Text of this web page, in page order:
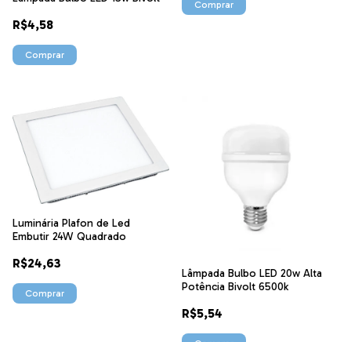
R$4,58
Comprar
Comprar
Luminária Plafon de Led
Embutir 24W Quadrado
R$24,63
Comprar
Lâmpada Bulbo LED 20w Alta
Potência Bivolt 6500k
R$5,54